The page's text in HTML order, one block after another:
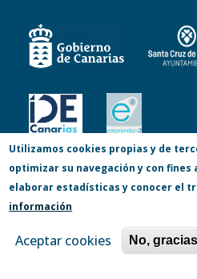
© Copyright 2017.
reservados.
Accesibilidad
Aviso
Política de
Utilizamos cookies propias y de
optimizar su navegación y con
elaborar estadísticas y conocer el
información
Aceptar cookies No, gracias